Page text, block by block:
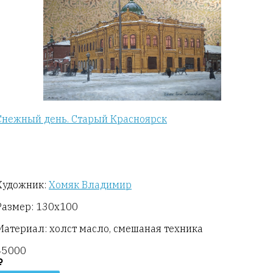
день. Старый Красноярск
Хомяк Владимир
130х100
холст масло, смешаная техника